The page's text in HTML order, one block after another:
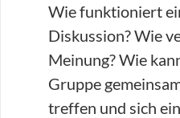
Wie funktioniert
Diskussion? Wie
Meinung? Wie
Gruppe
treffen und sich